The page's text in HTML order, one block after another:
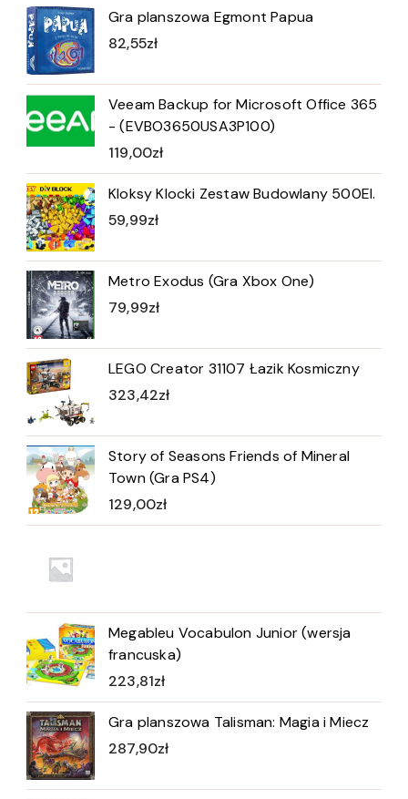
Gra planszowa Egmont Papua
82,55zł
Veeam Backup for Microsoft Office 365
- (EVBO3650USA3P100)
119,00zł
Kloksy Klocki Zestaw Budowlany 500El.
59,99zł
Metro Exodus (Gra Xbox One)
79,99zł
LEGO Creator 31107 Łazik Kosmiczny
323,42zł
Story of Seasons Friends of Mineral
Town (Gra PS4)
129,00zł
Megableu Vocabulon Junior (wersja
francuska)
223,81zł
Gra planszowa Talisman: Magia i Miecz
287,90zł